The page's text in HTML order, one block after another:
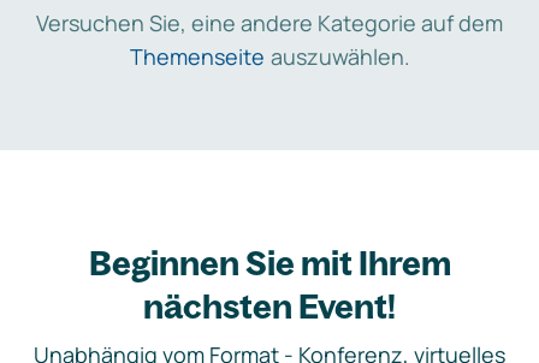
Versuchen Sie, eine andere Kategorie auf dem
Themenseite auszuwählen.
Beginnen Sie mit Ihrem
nächsten Event!
Unabhängig vom Format - Konferenz, virtuelles